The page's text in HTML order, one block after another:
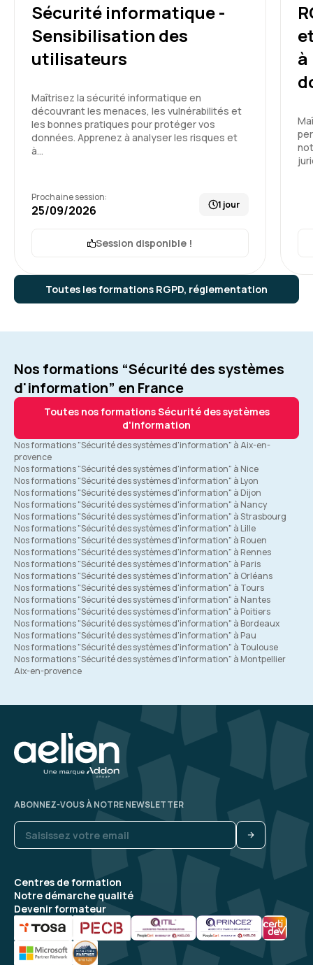
Toutes les formations RGPD, réglementation
Sécurité informatique -
Sensibilisation des
utilisateurs
Maîtrisez la sécurité informatique en
découvrant les menaces, les vulnérabilités et
les bonnes pratiques pour protéger vos
données. Apprenez à analyser les risques et
à…
Prochaine session:
25/09/2026 1 jour
Session disponible !
à
Nos formations “Sécurité des systèmes
d'information” en France
Toutes nos formations Sécurité des systèmes
d'information
Nos formations "Sécurité des systèmes d'information" à Aix-en-
provence
Nos formations "Sécurité des systèmes d'information" à Nice
Nos formations "Sécurité des systèmes d'information" à Lyon
Nos formations "Sécurité des systèmes d'information" à Dijon
Nos formations "Sécurité des systèmes d'information" à Nancy
Nos formations "Sécurité des systèmes d'information" à Strasbourg
Nos formations "Sécurité des systèmes d'information" à Lille
Nos formations "Sécurité des systèmes d'information" à Rouen
Nos formations "Sécurité des systèmes d'information" à Rennes
Nos formations "Sécurité des systèmes d'information" à Paris
Nos formations "Sécurité des systèmes d'information" à Orléans
Nos formations "Sécurité des systèmes d'information" à Tours
Nos formations "Sécurité des systèmes d'information" à Nantes
Nos formations "Sécurité des systèmes d'information" à Poitiers
Nos formations "Sécurité des systèmes d'information" à Bordeaux
Nos formations "Sécurité des systèmes d'information" à Pau
Nos formations "Sécurité des systèmes d'information" à Toulouse
Nos formations "Sécurité des systèmes d'information" à Montpellier
Aix-en-provence
Centres de formation
Notre démarche qualité
Devenir formateur
ABONNEZ-VOUS À NOTRE NEWSLETTER